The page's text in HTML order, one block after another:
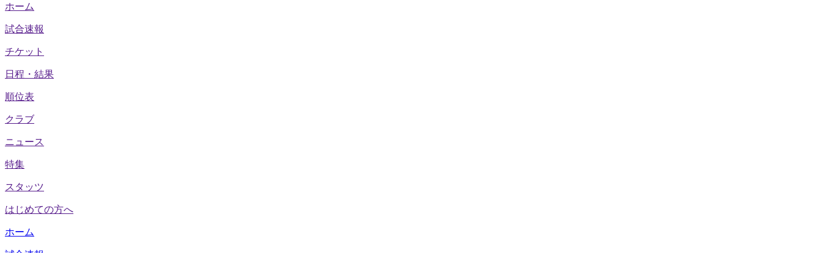
ホーム
試合速報
チケット
日程・結果
順位表
クラブ
ニュース
特集
スタッツ
はじめての方へ
ホーム